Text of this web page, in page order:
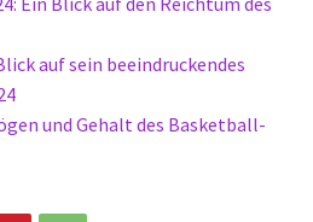
auf sein beeindruckendes
und Gehalt des Basketball-